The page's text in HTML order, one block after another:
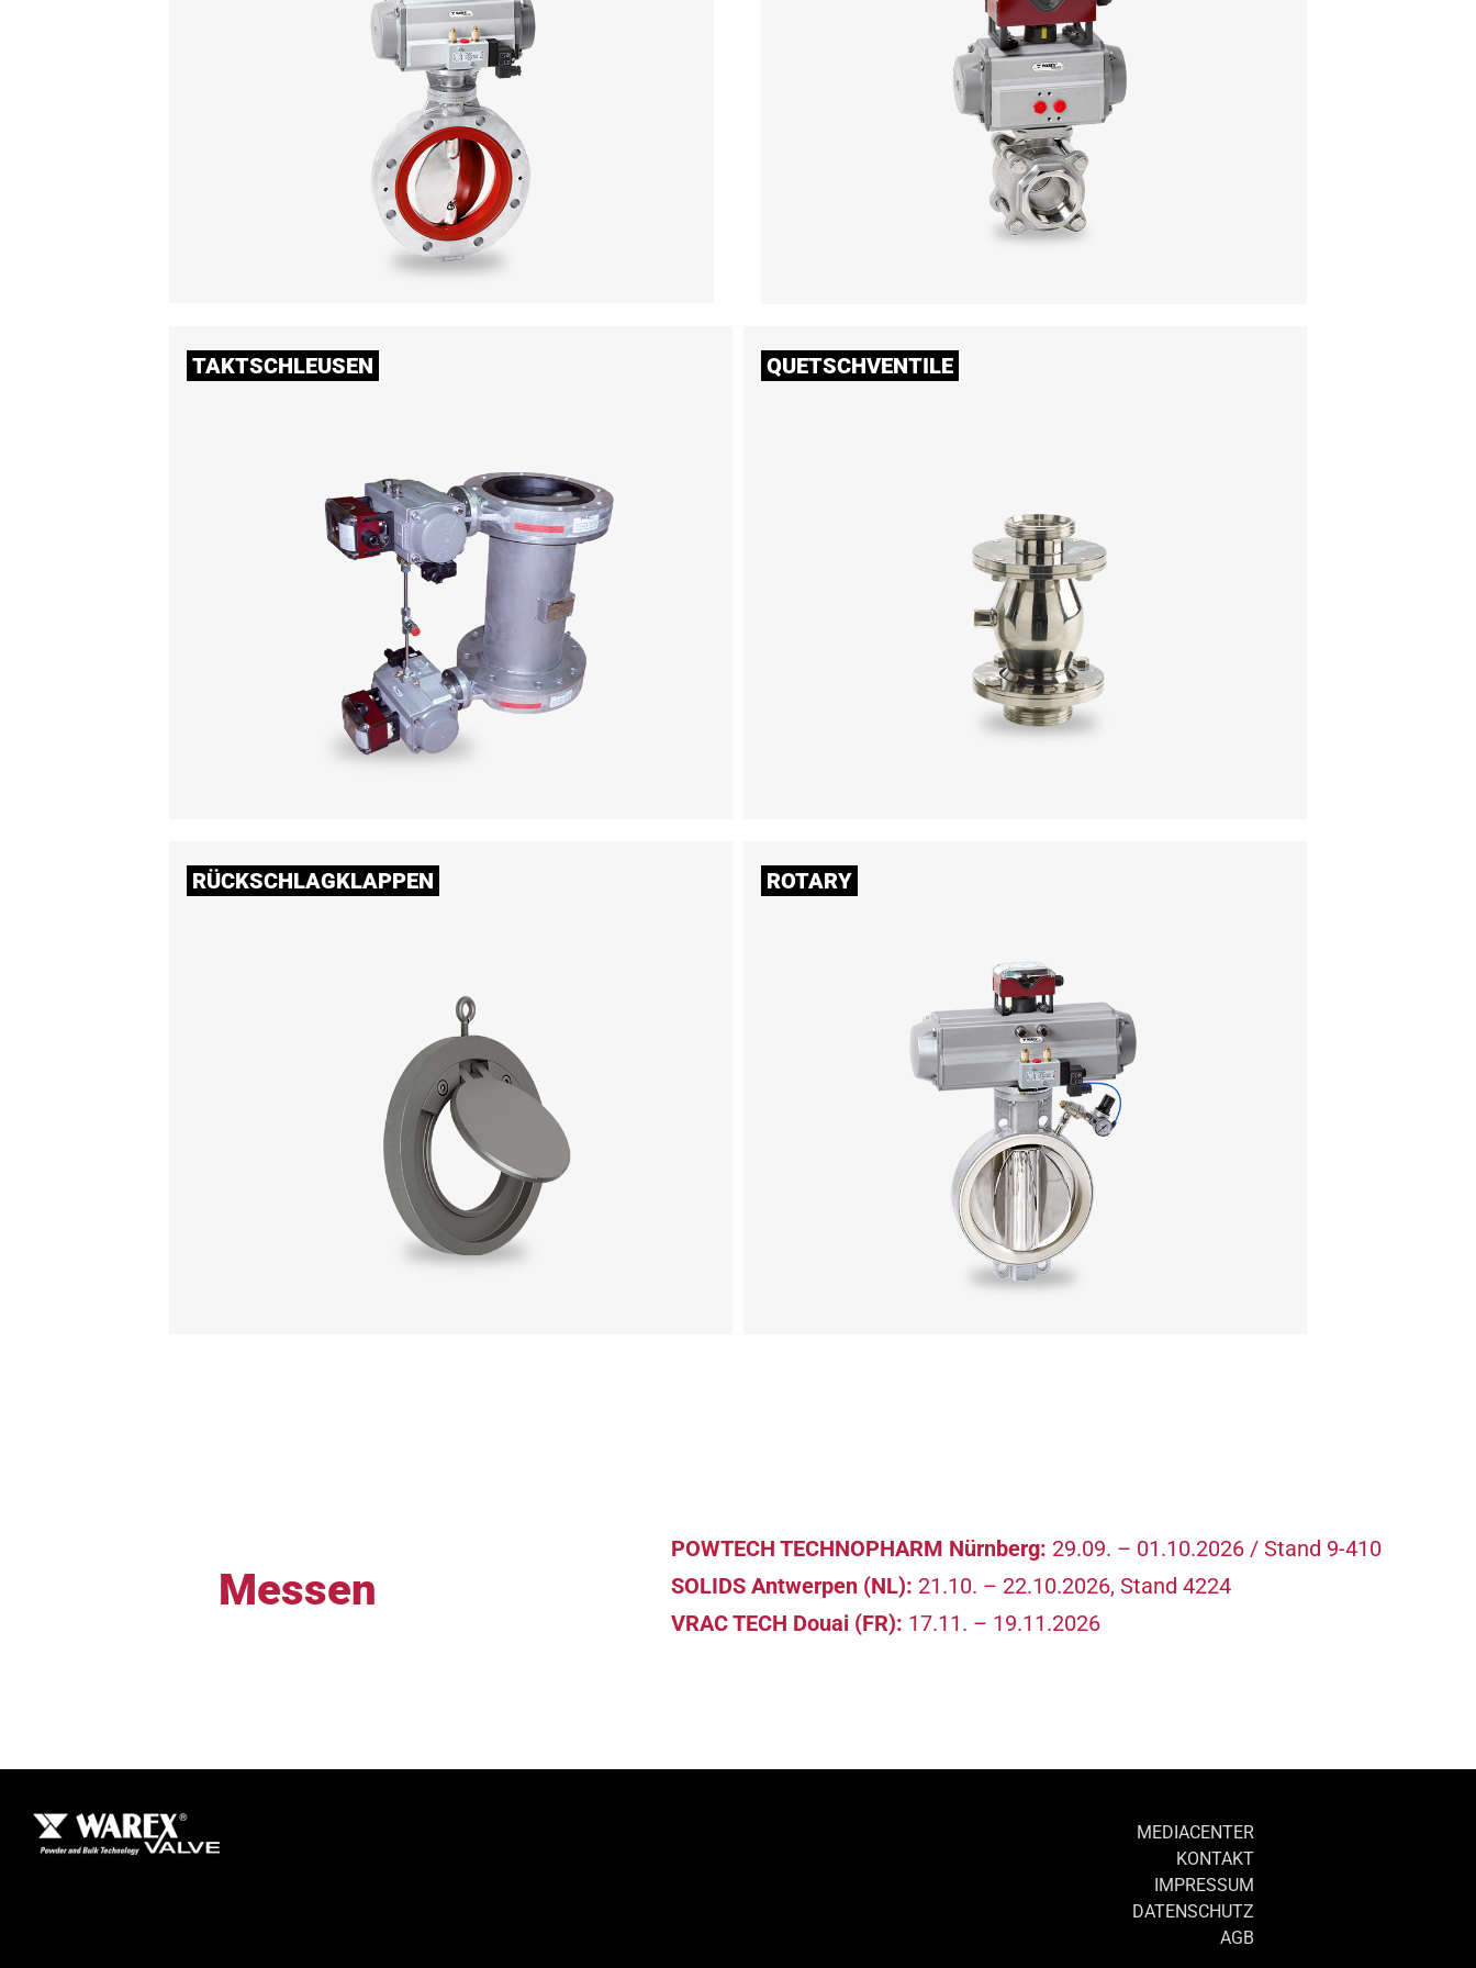
TAKTSCHLEUSEN QUETSCHVENTILE
RÜCKSCHLAGKLAPPEN ROTARY
Messen
POWTECH TECHNOPHARM Nürnberg: 29.09. – 01.10.2026 / Stand 9-410
SOLIDS Antwerpen (NL): 21.10. – 22.10.2026, Stand 4224
VRAC TECH Douai (FR): 17.11. – 19.11.2026
MEDIACENTER
KONTAKT
IMPRESSUM
DATENSCHUTZ
AGB